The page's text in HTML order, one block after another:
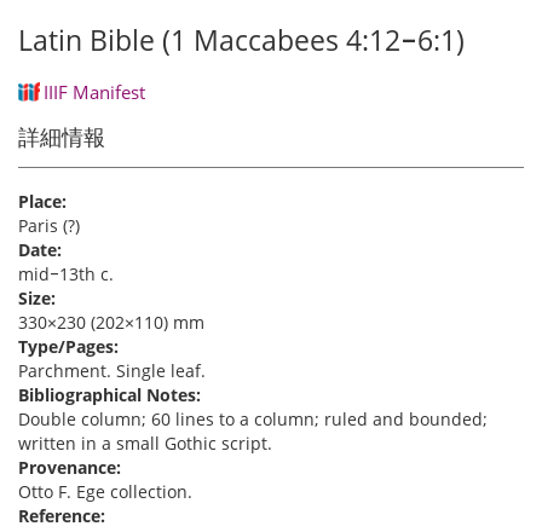
Latin Bible (1 Maccabees 4:12‒6:1)
IIIF Manifest
詳細情報
Place:
Paris (?)
Date:
mid‒13th c.
Size:
330×230 (202×110) mm
Type/Pages:
Parchment. Single leaf.
Bibliographical Notes:
Double column; 60 lines to a column; ruled and bounded;
written in a small Gothic script.
Provenance:
Otto F. Ege collection.
Reference: